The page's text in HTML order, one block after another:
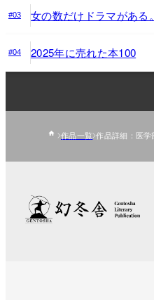
#03 女の数だけドラマがある
#04 2025年に売れた本100
作品一覧 作品詳細：医